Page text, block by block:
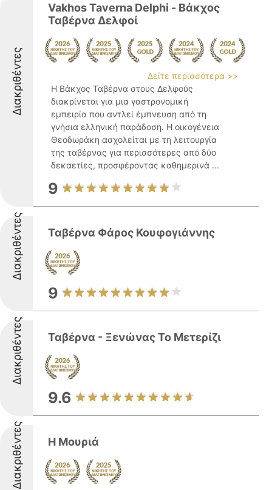
Διακριθέντες
Vakhos Taverna Delphi - Βάκχος
Ταβέρνα Δελφοί
Δείτε περισσότερα >>
Η Βάκχος Ταβέρνα στους Δελφούς
διακρίνεται για μια γαστρονομική
εμπειρία που αντλεί έμπνευση από τη
γνήσια ελληνική παράδοση. Η οικογένεια
Θεοδωράκη ασχολείται με τη λειτουργία
της ταβέρνας για περισσότερες από δύο
δεκαετίες, προσφέροντας καθημερινά ...
9
Διακριθέντες Ταβέρνα Φάρος Κουφογιάννης
9
Διακριθέντες Ταβέρνα - Ξενώνας Το Μετερίζι
9.6
Διακριθέντες Η Μουριά